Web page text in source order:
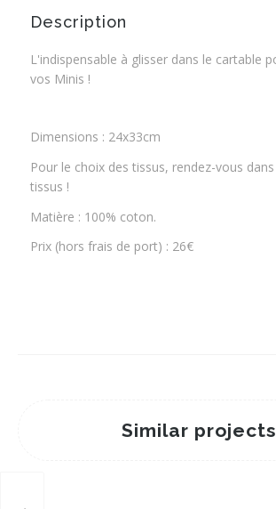
Description
L'indispensable à glisser dans le cartable
vos Minis !
Dimensions : 24x33cm
Pour le choix des tissus, rendez-vous
tissus !
Matière : 100% coton.
Prix (hors frais de port) : 26€
Similar projects